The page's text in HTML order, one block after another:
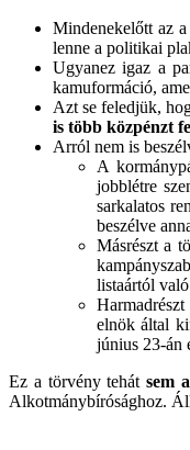
Mindenekelőtt az
lenne a politikai
Ugyanez igaz a
kamuformáció,
Azt se feledjük,
is több közpénzt
Arról nem is
A
jobblétre
sarkalatos
beszélve
Másrészt a
listaártól
elnök által
június 23-án
Ez a törvény tehátsem
Alkotmánybírósághoz.